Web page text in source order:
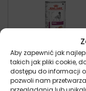
Aby zapewnić jak
takich jak pliki cookie,
dostępu do informacji
pozwoli nam
Royal Canin
puszka dla psa
pies